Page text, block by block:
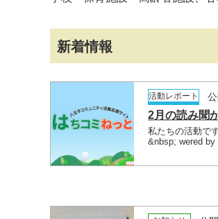
新着情報
活動レポート
2月の読み聞
私たちの活動で
&nbsp; wered by